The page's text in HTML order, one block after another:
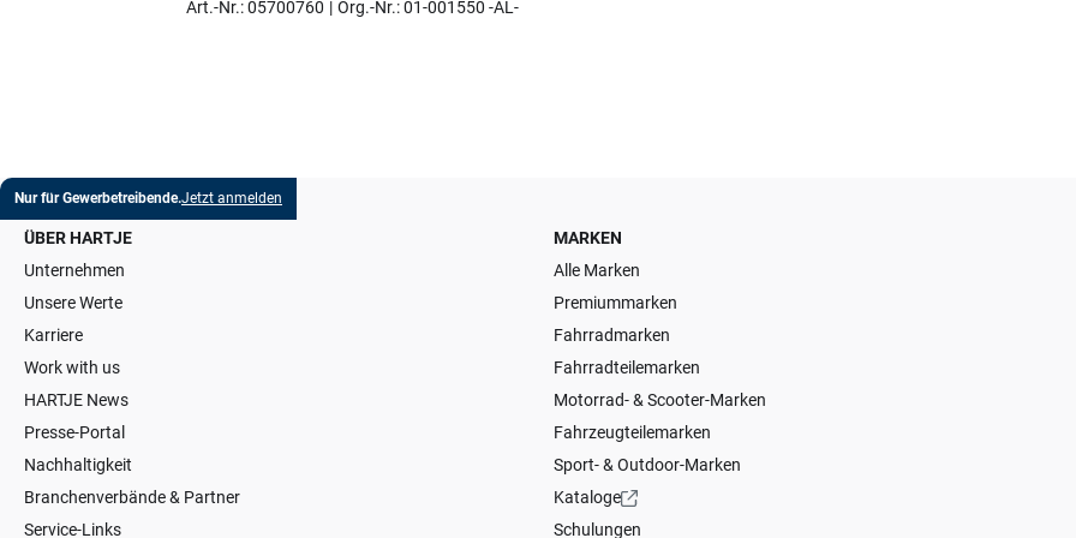
Art.-Nr.: 05700760 Org.-Nr.: 01-001550 -AL-
Nur für Gewerbetreibende.Jetzt anmelden
ÜBER HARTJE
Unternehmen
Unsere Werte
Karriere
Work with us
HARTJE News
Presse-Portal
Nachhaltigkeit
Branchenverbände & Partner
Service-Links
MARKEN
Alle Marken
Premiummarken
Fahrradmarken
Fahrradteilemarken
Motorrad- & Scooter-Marken
Fahrzeugteilemarken
Sport- & Outdoor-Marken
Kataloge
Schulungen